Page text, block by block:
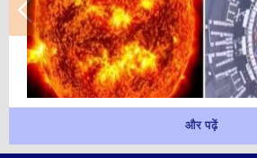
और पढ़ें